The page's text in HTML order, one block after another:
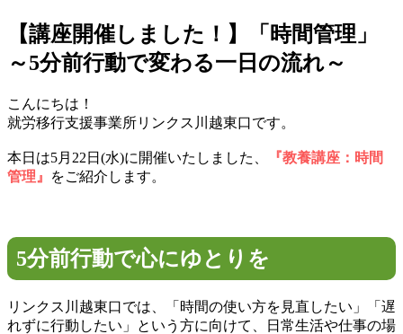
【講座開催しました！】「時間管理」
～5分前行動で変わる一日の流れ～
こんにちは！
就労移行支援事業所リンクス川越東口です。
本日は5月22日(水)に開催いたしました、
『教養講座：時間
管理』
をご紹介します。
5分前行動で心にゆとりを
リンクス川越東口では、「時間の使い方を見直したい」「遅
れずに行動したい」という方に向けて、日常生活や仕事の場